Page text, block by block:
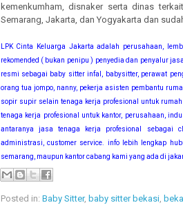
kemenkumham, disnaker serta dinas
Semarang, Jakarta, dan Yogyakarta dan
LPK Cinta Keluarga Jakarta adalah perusahaan,
rekomended ( bukan penipu ) penyedia dan penyalur
resmi sebagai baby sitter infal, babysitter, perawat
orang tua jompo, nanny, pekerja asisten pembantu
sopir supir selain tenaga kerja profesional untuk
tenaga kerja profesional untuk kantor, perusahaan,
antaranya jasa tenaga kerja profesional sebagai
administrasi, customer service. info lebih lengkap
semarang, maupun kantor cabang kami yang ada di
Posted in: Baby Sitter, baby sitter bekasi,